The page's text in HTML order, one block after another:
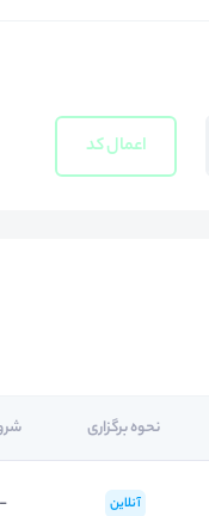
اعمال کد
نحوه برگزاری
آنلاین